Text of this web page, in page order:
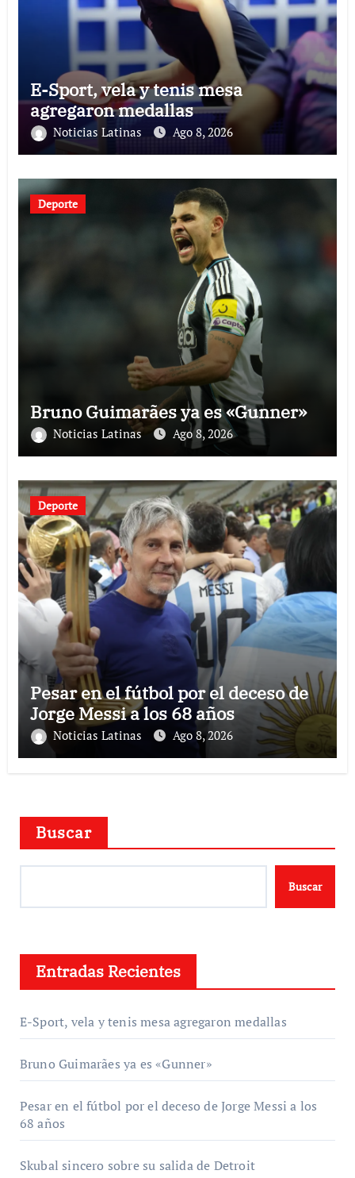
E-Sport, vela y tenis mesa
agregaron medallas
Noticias Latinas Ago 8, 2026
Deporte
Bruno Guimarães ya es «Gunner»
Noticias Latinas Ago 8, 2026
Deporte
Pesar en el fútbol por el deceso de
Jorge Messi a los 68 años
Noticias Latinas Ago 8, 2026
Buscar
Buscar
Entradas Recientes
E-Sport, vela y tenis mesa agregaron medallas
Bruno Guimarães ya es «Gunner»
Pesar en el fútbol por el deceso de Jorge Messi a los
68 años
Skubal sincero sobre su salida de Detroit